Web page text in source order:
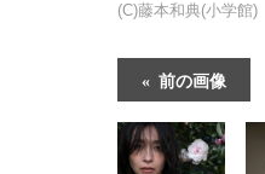
(C)藤本和典(小学館)
前の画像